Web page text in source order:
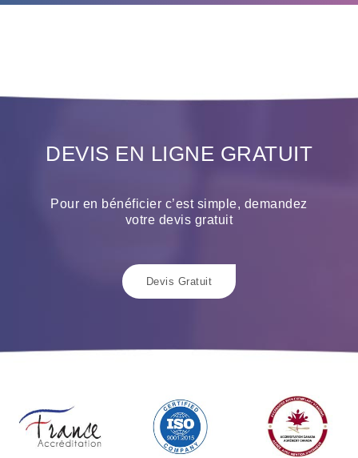
DEVIS EN LIGNE GRATUIT
Pour en bénéficier c’est simple, demandez
votre devis gratuit
Devis Gratuit